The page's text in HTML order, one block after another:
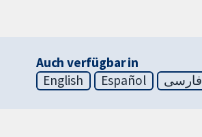
Auch verfügbar in
English
Español فارسی